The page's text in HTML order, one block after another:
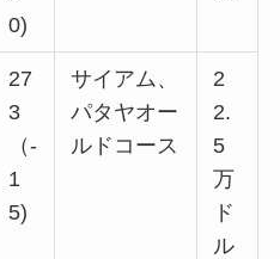
0)
27
3
（-
1
5)
サイアム、
パタヤオー
ルドコース
2
2.
5
万
ド
ル